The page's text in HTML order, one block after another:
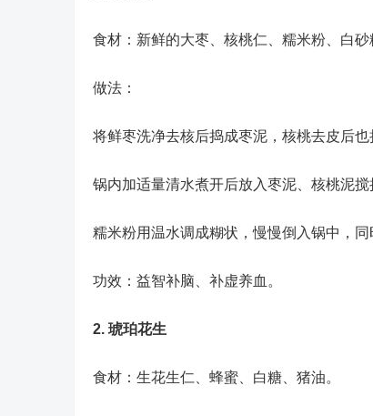
食材：新鲜的大枣、核桃仁、糯米粉、白砂
做法：
将鲜枣洗净去核后捣成枣泥，核桃去皮后也
锅内加适量清水煮开后放入枣泥、核桃泥搅
糯米粉用温水调成糊状，慢慢倒入锅中，
功效：益智补脑、补虚养血。
2. 琥珀花生
食材：生花生仁、蜂蜜、白糖、猪油。